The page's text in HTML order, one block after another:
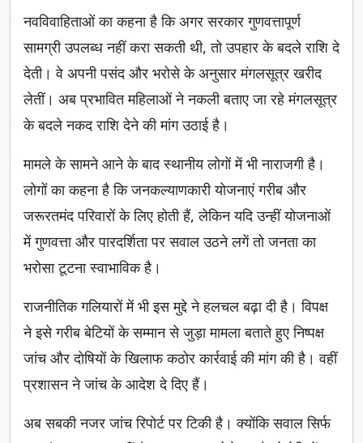
नवविवाहिताओं का कहना है कि अगर सरकार गुणवत्तापूर्ण
सामग्री उपलब्ध नहीं करा सकती थी, तो उपहार के बदले राशि दे
देती। वे अपनी पसंद और भरोसे के अनुसार मंगलसूत्र खरीद
लेतीं। अब प्रभावित महिलाओं ने नकली बताए जा रहे मंगलसूत्र
के बदले नकद राशि देने की मांग उठाई है।
मामले के सामने आने के बाद स्थानीय लोगों में भी नाराजगी है।
लोगों का कहना है कि जनकल्याणकारी योजनाएं गरीब और
जरूरतमंद परिवारों के लिए होती हैं, लेकिन यदि उन्हीं योजनाओं
में गुणवत्ता और पारदर्शिता पर सवाल उठने लगें तो जनता का
भरोसा टूटना स्वाभाविक है।
राजनीतिक गलियारों में भी इस मुद्दे ने हलचल बढ़ा दी है। विपक्ष
ने इसे गरीब बेटियों के सम्मान से जुड़ा मामला बताते हुए निष्पक्ष
जांच और दोषियों के खिलाफ कठोर कार्रवाई की मांग की है। वहीं
प्रशासन ने जांच के आदेश दे दिए हैं।
अब सबकी नजर जांच रिपोर्ट पर टिकी है। क्योंकि सवाल सिर्फ